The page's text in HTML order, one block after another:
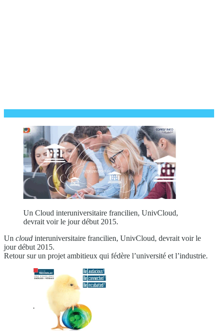
Un Cloud interuniversitaire francilien, UnivCloud,
devrait voir le jour début 2015.
Un cloud interuniversitaire francilien, UnivCloud, devrait voir le
jour début 2015.
Retour sur un projet ambitieux qui fédère l’université et l’industrie.